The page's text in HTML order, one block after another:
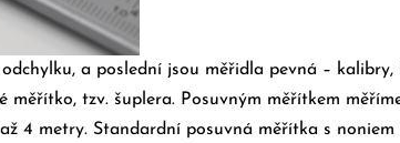
a poslední jsou měřidla pevná –
tzv. šuplera. Posuvným měřítkem
4 metry. Standardní posuvná měřítka s